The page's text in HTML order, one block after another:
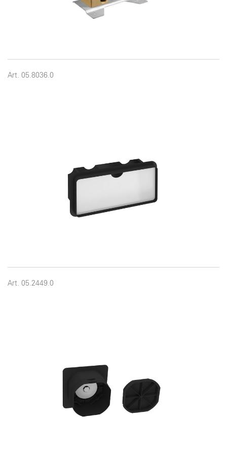
Art. 05.8036.0
Art. 05.2449.0